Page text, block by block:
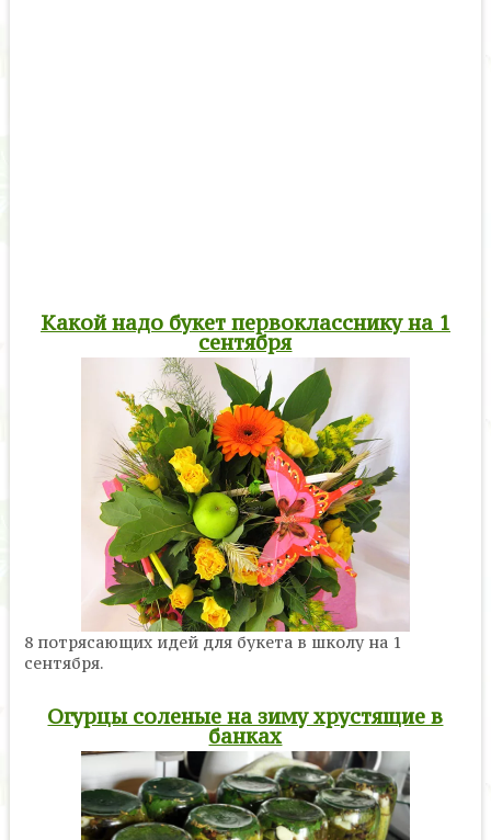
Какой надо букет первокласснику на 1
сентября
8 потрясающих идей для букета в школу на 1
сентября.
Огурцы соленые на зиму хрустящие в
банках